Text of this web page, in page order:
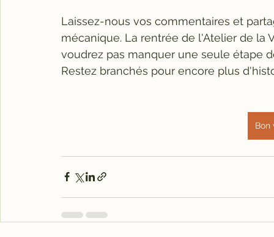
Laissez-nous vos commentaires et
mécanique. La rentrée de l'Atelier de
voudrez pas manquer une seule étape
Restez branchés pour encore plus
Bon